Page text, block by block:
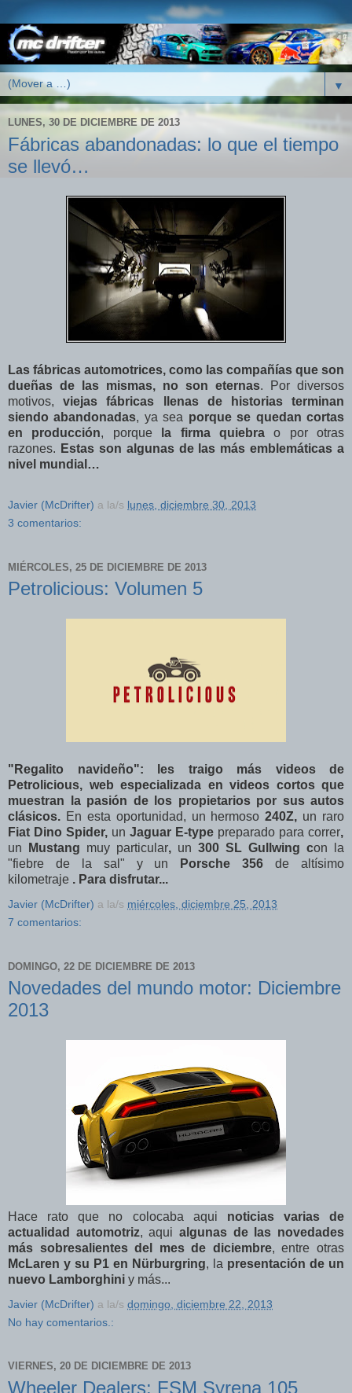
▼
LUNES, 30 DE DICIEMBRE DE 2013
Fábricas abandonadas: lo que el tiempo
se llevó…
Las fábricas automotrices, como las compañías que son
dueñas de las mismas, no son eternas. Por diversos
motivos, viejas fábricas llenas de historias terminan
siendo abandonadas, ya sea porque se quedan cortas
en producción, porque la firma quiebrao por otras
razones. Estas son algunas de las más emblemáticas a
nivel mundial…
Javier (McDrifter) a la/s lunes, diciembre 30, 2013
3 comentarios:
MIÉRCOLES, 25 DE DICIEMBRE DE 2013
Petrolicious: Volumen 5
"Regalito navideño": les traigo más videos de
Petrolicious, web especializada en videos cortos que
muestran la pasión de los propietarios por sus autos
clásicos. En esta oportunidad, un hermoso240Z, un raro
Fiat Dino Spider, un Jaguar E-type preparado para correr,
un Mustang muy particular, un 300 SL Gullwing con la
"fiebre de la sal" y un Porsche 356de altísimo
kilometraje . Para disfrutar...
Javier (McDrifter) a la/s miércoles, diciembre 25, 2013
7 comentarios:
DOMINGO, 22 DE DICIEMBRE DE 2013
Novedades del mundo motor: Diciembre
2013
Hace rato que no colocaba aqui noticias varias de
actualidad automotriz, aqui algunas de las novedades
más sobresalientes del mes de diciembre, entre otras
McLaren y su P1 en Nürburgring, la presentación de un
nuevo Lamborghini y más...
Javier (McDrifter) a la/s domingo, diciembre 22, 2013
No hay comentarios.:
VIERNES, 20 DE DICIEMBRE DE 2013
Wheeler Dealers: FSM Syrena 105